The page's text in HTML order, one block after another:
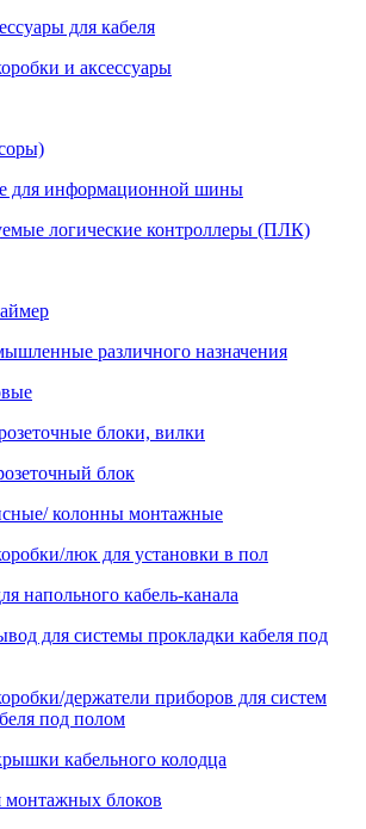
для кабеля
и аксессуары
для информационной шины
логические контроллеры (ПЛК)
различного назначения
блоки, вилки
блок
колонны монтажные
люк для установки в пол
напольного кабель-канала
для системы прокладки кабеля под
держатели приборов для систем
под полом
кабельного колодца
монтажных блоков